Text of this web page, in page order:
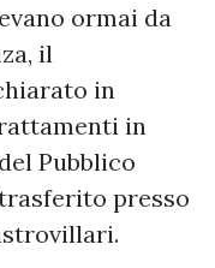
ormai da
il
in
in
Pubblico
presso